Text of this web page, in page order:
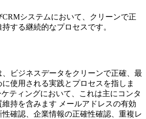
システムにおいて、クリーンで正
する継続的なプロセスです。
ビジネスデータをクリーンで正確、最
使用される実践とプロセスを指しま
ティングにおいて、これは主にコンタ
持を含みます メールアドレスの有効
確認、企業情報の正確性確認、重複レ